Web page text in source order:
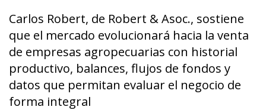
Carlos Robert, de Robert & Asoc., sostiene
que el mercado evolucionará hacia la venta
de empresas agropecuarias con historial
productivo, balances, flujos de fondos y
datos que permitan evaluar el negocio de
forma integral